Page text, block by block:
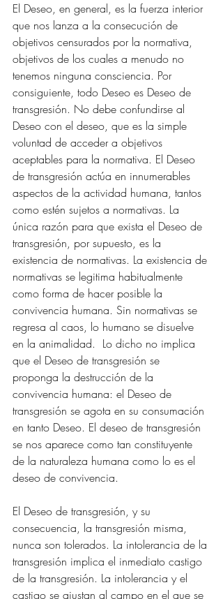
El Deseo, en general, es la fuerza interior
que nos lanza a la consecución de
objetivos censurados por la normativa,
objetivos de los cuales a menudo no
tenemos ninguna consciencia. Por
consiguiente, todo Deseo es Deseo de
transgresión. No debe confundirse al
Deseo con el deseo, que es la simple
voluntad de acceder a objetivos
aceptables para la normativa. El Deseo
de transgresión actúa en innumerables
aspectos de la actividad humana, tantos
como estén sujetos a normativas. La
única razón para que exista el Deseo de
transgresión, por supuesto, es la
existencia de normativas. La existencia de
normativas se legitima habitualmente
como forma de hacer posible la
convivencia humana. Sin normativas se
regresa al caos, lo humano se disuelve
en la animalidad.  Lo dicho no implica
que el Deseo de transgresión se
proponga la destrucción de la
convivencia humana: el Deseo de
transgresión se agota en su consumación
en tanto Deseo. El deseo de transgresión
se nos aparece como tan constituyente
de la naturaleza humana como lo es el
deseo de convivencia.
El Deseo de transgresión, y su
consecuencia, la transgresión misma,
nunca son tolerados. La intolerancia de la
transgresión implica el inmediato castigo
de la transgresión. La intolerancia y el
castigo se ajustan al campo en el que se